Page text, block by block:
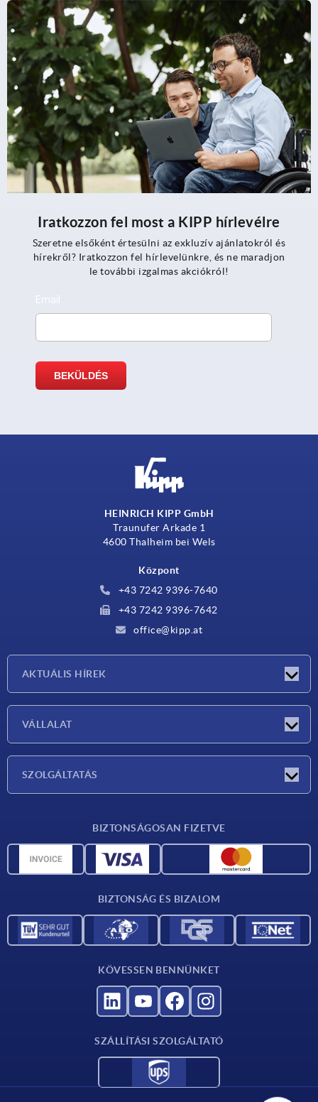
Iratkozzon fel most a KIPP hírlevélre
Szeretne elsőként értesülni az exkluzív ajánlatokról és
hírekről? Iratkozzon fel hírlevelünkre, és ne maradjon
le további izgalmas akciókról!
HEINRICH KIPP GmbH
Traunufer Arkade 1
4600 Thalheim bei Wels
Központ
+43 7242 9396-7640
+43 7242 9396-7642
office@kipp.at
AKTUÁLIS HÍREK
VÁLLALAT
SZOLGÁLTATÁS
CAD-adatok
Szállítók számára
BIZTONSÁGOSAN FIZETVE
BIZTONSÁG ÉS BIZALOM
KÖVESSEN BENNÜNKET
SZÁLLÍTÁSI SZOLGÁLTATÓ